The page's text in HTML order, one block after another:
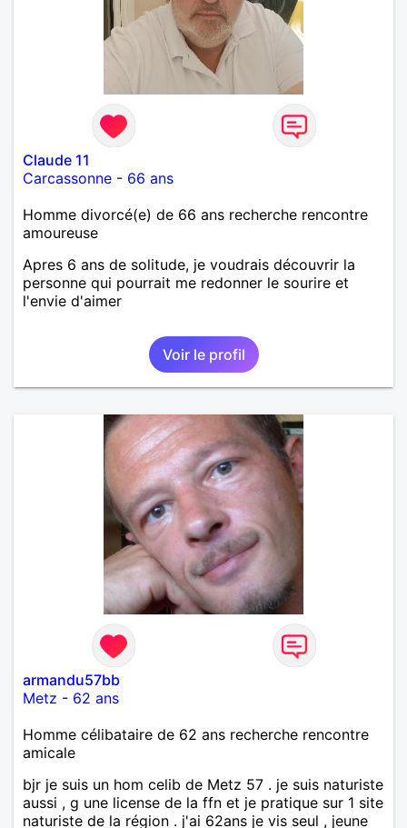
Claude 11
Carcassonne - 66 ans
Homme divorcé(e) de 66 ans recherche rencontre
amoureuse
Apres 6 ans de solitude, je voudrais découvrir la
personne qui pourrait me redonner le sourire et
l'envie d'aimer
Voir le profil
armandu57bb
Metz - 62 ans
Homme célibataire de 62 ans recherche rencontre
amicale
bjr je suis un hom celib de Metz 57 . je suis naturiste
aussi , g une license de la ffn et je pratique sur 1 site
naturiste de la région . j'ai 62ans je vis seul , jeune